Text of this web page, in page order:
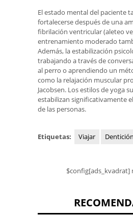
El estado mental del paciente
fortalecerse después de una
fibrilación ventricular (aleteo
entrenamiento moderado
Además, la estabilización
trabajando a través de
al perro o aprendiendo un
como la relajación muscular
Jacobsen. Los estilos de yoga
estabilizan significativamente
de las personas.
Etiquetas: Viajar Dentición
$config[ads_kvadrat]